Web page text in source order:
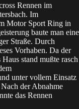
Rennen im
Im
Motor Sport Ring in
baute man eine
Straße. Durch
Vorhaben. Da der
stand mußte rasch
unter vollem Einsatz
der Abnahme
das Rennen